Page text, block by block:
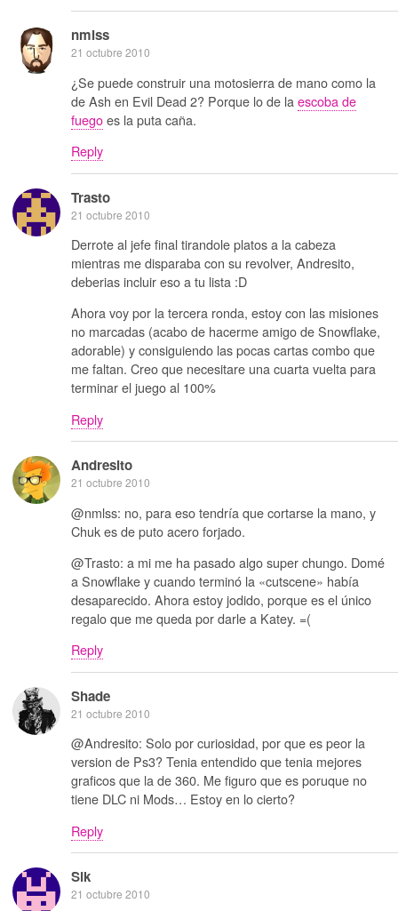
nmlss
21 octubre 2010
¿Se puede construir una motosierra de mano como la
de Ash en Evil Dead 2? Porque lo de la escoba de
fuegoes la puta caña.
Reply
Trasto
21 octubre 2010
Derrote al jefe final tirandole platos a la cabeza
mientras me disparaba con su revolver, Andresito,
deberias incluir eso a tu lista :D
Ahora voy por la tercera ronda, estoy con las misiones
no marcadas (acabo de hacerme amigo de Snowflake,
adorable) y consiguiendo las pocas cartas combo que
me faltan. Creo que necesitare una cuarta vuelta para
terminar el juego al 100%
Reply
Andresito
21 octubre 2010
@nmlss: no, para eso tendría que cortarse la mano, y
Chuk es de puto acero forjado.
@Trasto: a mi me ha pasado algo super chungo. Domé
a Snowflake y cuando terminó la «cutscene» había
desaparecido. Ahora estoy jodido, porque es el único
regalo que me queda por darle a Katey. =(
Reply
Shade
21 octubre 2010
@Andresito: Solo por curiosidad, por que es peor la
version de Ps3? Tenia entendido que tenia mejores
graficos que la de 360. Me figuro que es poruque no
tiene DLC ni Mods… Estoy en lo cierto?
Reply
Sik
21 octubre 2010